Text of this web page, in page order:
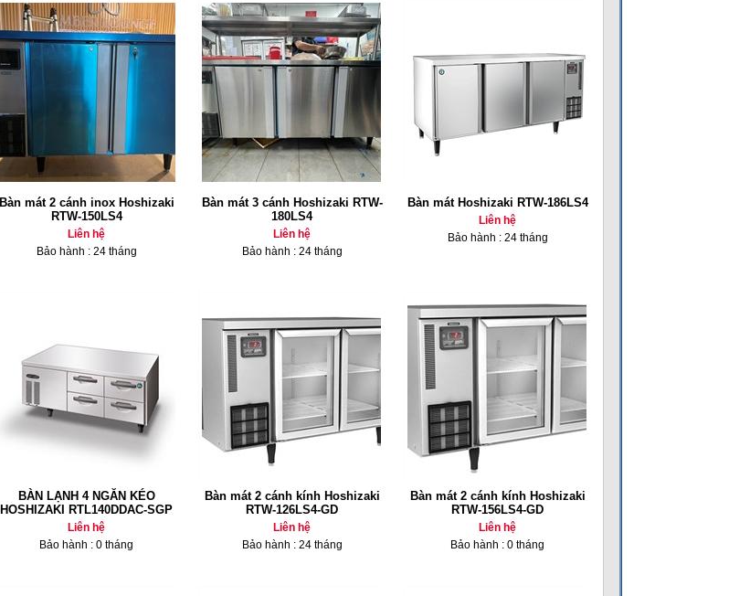
Bàn mát 2 cánh inox Hoshizaki
RTW-150LS4
Liên hệ
Bảo hành : 24 tháng
Bàn mát 3 cánh Hoshizaki RTW-
180LS4
Liên hệ
Bảo hành : 24 tháng
Bàn mát Hoshizaki RTW-186LS4
Liên hệ
Bảo hành : 24 tháng
BÀN LẠNH 4 NGĂN KÉO
HOSHIZAKI RTL140DDAC-SGP
Liên hệ
Bảo hành : 0 tháng
Bàn mát 2 cánh kính Hoshizaki
RTW-126LS4-GD
Liên hệ
Bảo hành : 24 tháng
Bàn mát 2 cánh kính Hoshizaki
RTW-156LS4-GD
Liên hệ
Bảo hành : 0 tháng